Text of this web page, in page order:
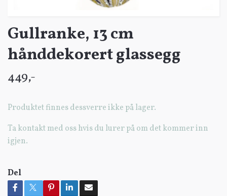
Gullranke, 13 cm
hånddekorert glassegg
449,-
Produktet finnes dessverre ikke på lager.
Ta kontakt med oss hvis du lurer på om det kommer inn
igjen.
Del